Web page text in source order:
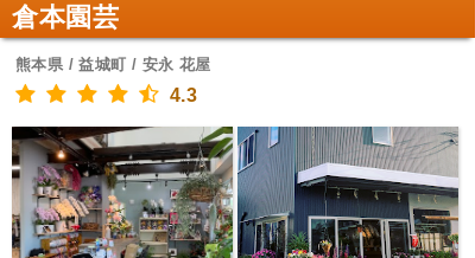
倉本園芸
熊本県 / 益城町 / 安永 花屋
4.3